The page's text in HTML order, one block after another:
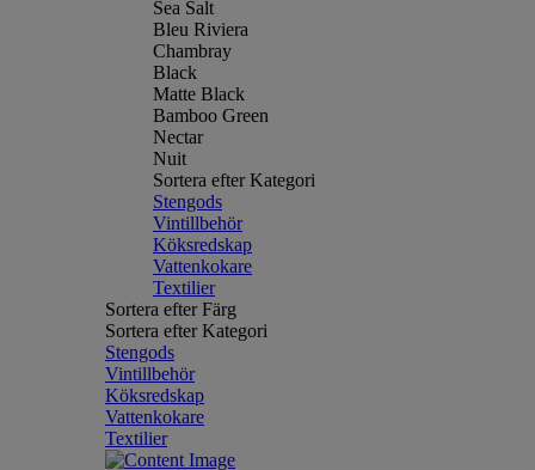
Sea Salt
Bleu Riviera
Chambray
Black
Matte Black
Bamboo Green
Nectar
Nuit
Sortera efter Kategori
Stengods
Vintillbehör
Köksredskap
Vattenkokare
Textilier
Sortera efter Färg
Sortera efter Kategori
Stengods
Vintillbehör
Köksredskap
Vattenkokare
Textilier